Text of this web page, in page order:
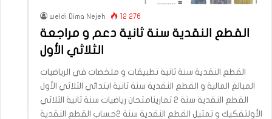
weldi Dima Nejeh 12 276
القطع النقدية سنة ثانية دعم و مراجعة
الثلاثي الأول
القطع النقدية سنة ثانية تطبيقات و ملخصات في الرياضيات
المبالغ المالية و القطع النقدية سنة ثانية ابتدائي الثلاثي الأول
القطع النقدية سنة 2 تمارينامتحان رياضيات سنة ثانية الثلاثي
الأولتفكيك و تمثيل القطع النقدية سنة 2حساب القطع النقدية